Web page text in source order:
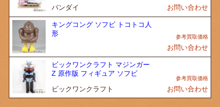
バンダイ お問い合わせ
キングコング ソフビ トコトコ人
形
お問い合わせ
ビックワンクラフト マジンガー
Z 原作版 フィギュア ソフビ
ビックワンクラフト お問い合わせ